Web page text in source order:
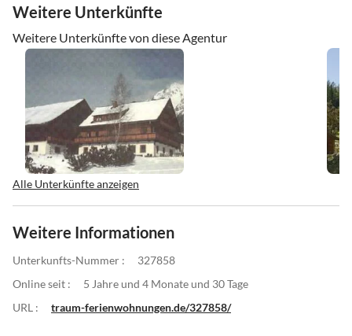
Weitere Unterkünfte
Weitere Unterkünfte von diese Agentur
Alle Unterkünfte anzeigen
Weitere Informationen
Unterkunfts-Nummer :
327858
Online seit :
5 Jahre und 4 Monate und 30 Tage
URL :
traum-ferienwohnungen.de/327858/